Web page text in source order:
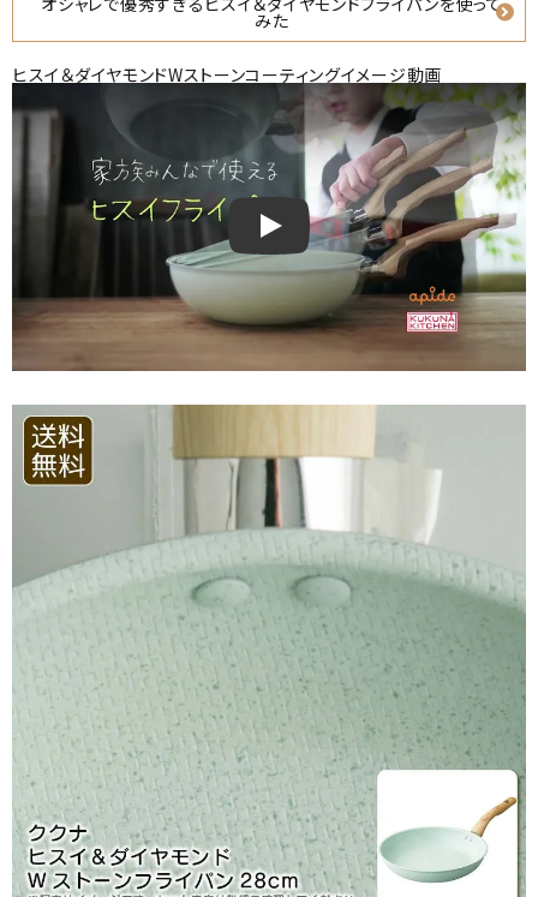
みた
ヒスイ＆ダイヤモンドWストーンコーティングイメージ動画
ヒスイ＆ダイヤモンドWストーンコー